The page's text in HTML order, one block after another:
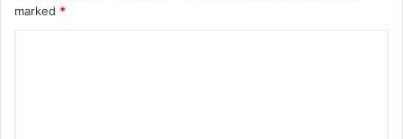
marked *